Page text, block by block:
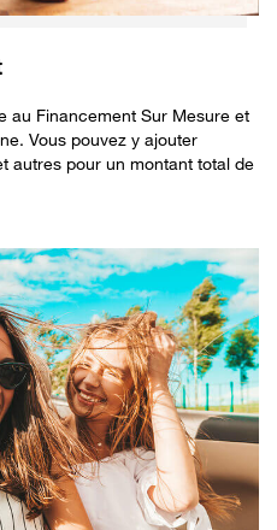
au Financement Sur Mesure et
Vous pouvez y ajouter
autres pour un montant total de